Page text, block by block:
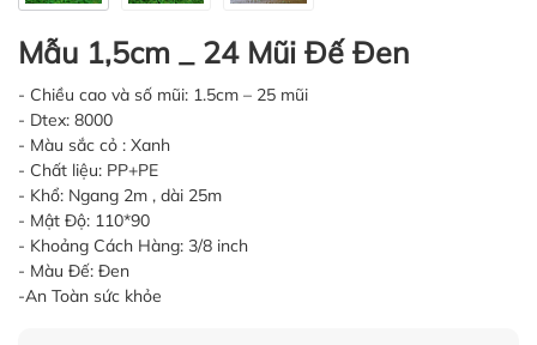
Mẫu 1,5cm _ 24 Mũi Đế Đen
- Chiều cao và số mũi: 1.5cm – 25 mũi
- Dtex: 8000
- Màu sắc cỏ : Xanh
- Chất liệu: PP+PE
- Khổ: Ngang 2m , dài 25m
- Mật Độ: 110*90
- Khoảng Cách Hàng: 3/8 inch
- Màu Đế: Đen
-An Toàn sức khỏe